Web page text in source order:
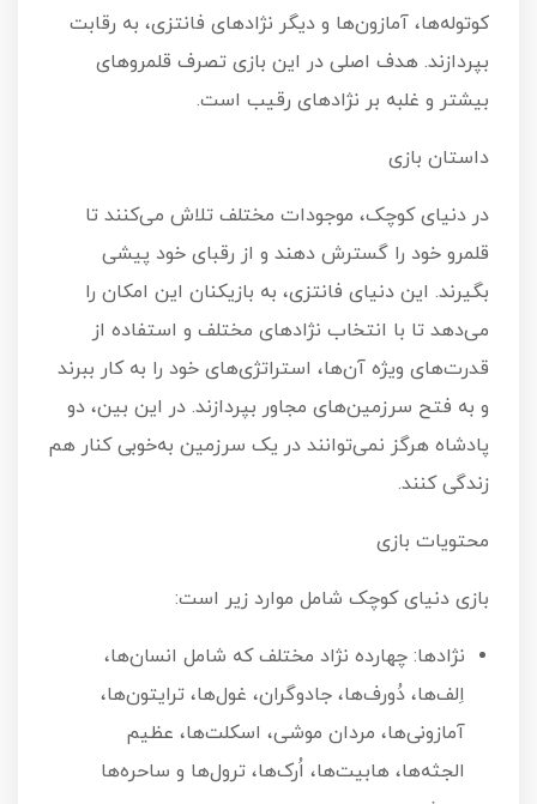
کوتوله‌ها، آمازون‌ها و دیگر نژادهای فانتزی، به رقابت
بپردازند. هدف اصلی در این بازی تصرف قلمروهای
بیشتر و غلبه بر نژادهای رقیب است.
داستان بازی
در دنیای کوچک، موجودات مختلف تلاش می‌کنند تا
قلمرو خود را گسترش دهند و از رقبای خود پیشی
بگیرند. این دنیای فانتزی، به بازیکنان این امکان را
می‌دهد تا با انتخاب نژادهای مختلف و استفاده از
قدرت‌های ویژه آن‌ها، استراتژی‌های خود را به کار ببرند
و به فتح سرزمین‌های مجاور بپردازند. در این بین، دو
پادشاه هرگز نمی‌توانند در یک سرزمین به‌خوبی کنار هم
زندگی کنند.
محتویات بازی
بازی دنیای کوچک شامل موارد زیر است:
نژادها: چهارده نژاد مختلف که شامل انسان‌ها،
اِلف‌ها، دُورف‌ها، جادوگران، غول‌ها، ترایتون‌ها،
آمازونی‌ها، مردان موشی، اسکلت‌ها، عظیم
الجثه‌ها، هابیت‌ها، اُرک‌ها، ترول‌ها و ساحره‌ها